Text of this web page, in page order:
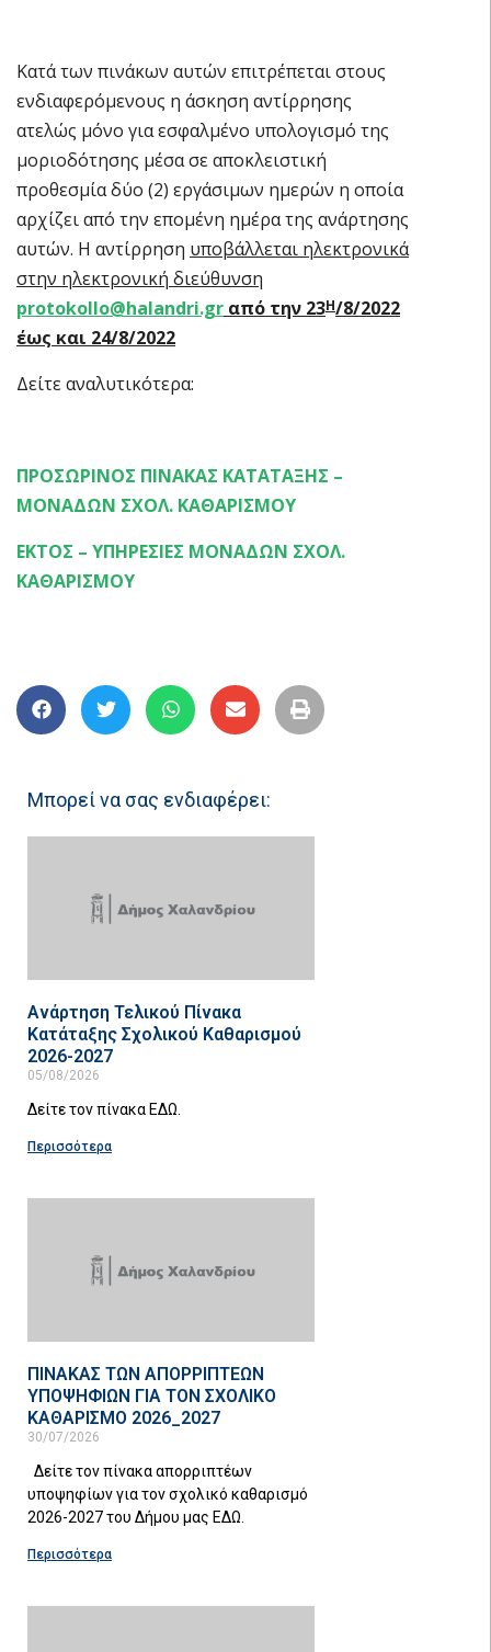
Κατά των πινάκων αυτών επιτρέπεται στους
ενδιαφερόμενους η άσκηση αντίρρησης
ατελώς μόνο για εσφαλμένο υπολογισμό της
μοριοδότησης μέσα σε αποκλειστική
προθεσμία δύο (2) εργάσιμων ημερών η οποία
αρχίζει από την επομένη ημέρα της ανάρτησης
αυτών. Η αντίρρηση υποβάλλεται ηλεκτρονικά
στην ηλεκτρονική διεύθυνση
protokollo@halandri.gr από την 23Η/8/2022
έως και 24/8/2022
Δείτε αναλυτικότερα:
ΠΡΟΣΩΡΙΝΟΣ ΠΙΝΑΚΑΣ ΚΑΤΑΤΑΞΗΣ –
ΜΟΝΑΔΩΝ ΣΧΟΛ. ΚΑΘΑΡΙΣΜΟΥ
ΕΚΤΟΣ – ΥΠΗΡΕΣΙΕΣ ΜΟΝΑΔΩΝ ΣΧΟΛ.
ΚΑΘΑΡΙΣΜΟΥ
Μπορεί να σας ενδιαφέρει:
Ανάρτηση Τελικού Πίνακα
Κατάταξης Σχολικού Καθαρισμού
2026-2027
05/08/2026
Δείτε τον πίνακα ΕΔΩ.
Περισσότερα
ΠΙΝΑΚΑΣ ΤΩΝ ΑΠΟΡΡΙΠΤΕΩΝ
ΥΠΟΨΗΦΙΩΝ ΓΙΑ ΤΟΝ ΣΧΟΛΙΚΟ
ΚΑΘΑΡΙΣΜΟ 2026_2027
30/07/2026
Δείτε τον πίνακα απορριπτέων
υποψηφίων για τον σχολικό καθαρισμό
2026-2027 του Δήμου μας ΕΔΩ.
Περισσότερα